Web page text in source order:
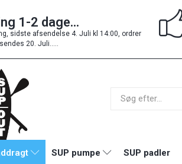
1-2 dage...
sidste afsendelse 4. Juli kl 14:00, ordrer
20. Juli.....
SUP pumpe SUP padler